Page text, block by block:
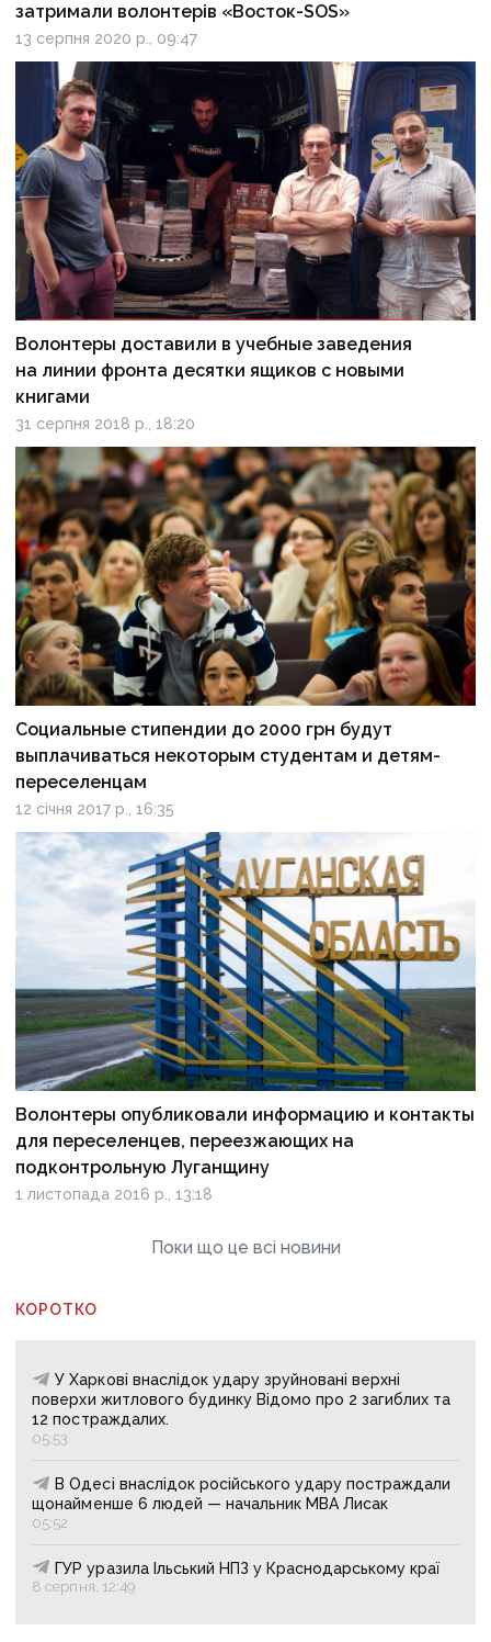
затримали волонтерів «Восток-SOS»
13 серпня 2020 р., 09:47
Волонтеры доставили в учебные заведения
на линии фронта десятки ящиков с новыми
книгами
31 серпня 2018 р., 18:20
Социальные стипендии до 2000 грн будут
выплачиваться некоторым студентам и детям-
переселенцам
12 січня 2017 р., 16:35
Волонтеры опубликовали информацию и контакты
для переселенцев, переезжающих на
подконтрольную Луганщину
1 листопада 2016 р., 13:18
Поки що це всі новини
КОРОТКО
У Харкові внаслідок удару зруйновані верхні
поверхи житлового будинку Відомо про 2 загиблих та
12 постраждалих.
05:53
В Одесі внаслідок російського удару постраждали
щонайменше 6 людей — начальник МВА Лисак
05:52
ГУР уразила Ільський НПЗ у Краснодарському краї
8 серпня, 12:49